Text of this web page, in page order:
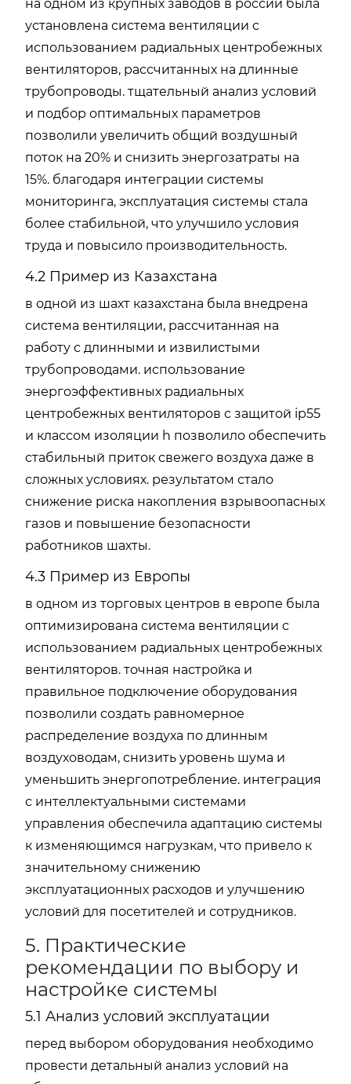
на одном из крупных заводов в россии была
установлена система вентиляции с
использованием радиальных центробежных
вентиляторов, рассчитанных на длинные
трубопроводы. тщательный анализ условий
и подбор оптимальных параметров
позволили увеличить общий воздушный
поток на 20% и снизить энергозатраты на
15%. благодаря интеграции системы
мониторинга, эксплуатация системы стала
более стабильной, что улучшило условия
труда и повысило производительность.
4.2 Пример из Казахстана
в одной из шахт казахстана была внедрена
система вентиляции, рассчитанная на
работу с длинными и извилистыми
трубопроводами. использование
энергоэффективных радиальных
центробежных вентиляторов с защитой ip55
и классом изоляции h позволило обеспечить
стабильный приток свежего воздуха даже в
сложных условиях. результатом стало
снижение риска накопления взрывоопасных
газов и повышение безопасности
работников шахты.
4.3 Пример из Европы
в одном из торговых центров в европе была
оптимизирована система вентиляции с
использованием радиальных центробежных
вентиляторов. точная настройка и
правильное подключение оборудования
позволили создать равномерное
распределение воздуха по длинным
воздуховодам, снизить уровень шума и
уменьшить энергопотребление. интеграция
с интеллектуальными системами
управления обеспечила адаптацию системы
к изменяющимся нагрузкам, что привело к
значительному снижению
эксплуатационных расходов и улучшению
условий для посетителей и сотрудников.
5. Практические
рекомендации по выбору и
настройке системы
5.1 Анализ условий эксплуатации
перед выбором оборудования необходимо
провести детальный анализ условий на